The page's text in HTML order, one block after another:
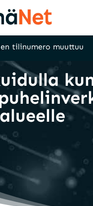
tilinumero muuttuu